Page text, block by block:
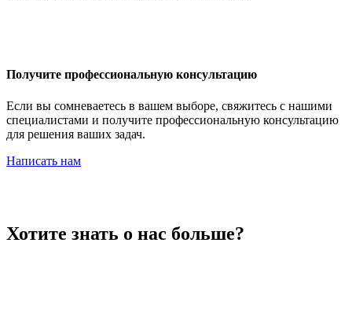
Иран
Получите профессиональную консультацию
Если вы сомневаетесь в вашем выборе, свяжитесь с нашими
специалистами и получите профессиональную консультацию
для решения ваших задач.
Написать нам
Хотите знать о нас больше?